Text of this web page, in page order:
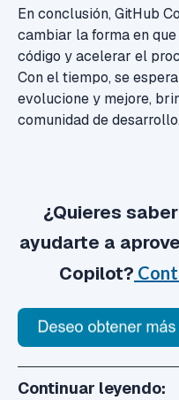
En conclusión, GitHub
cambiar la forma en
código y acelerar el
Con el tiempo, se
evolucione y mejore,
comunidad de
¿Quieres
ayudarte a
Copilot?
Continuar leyendo: